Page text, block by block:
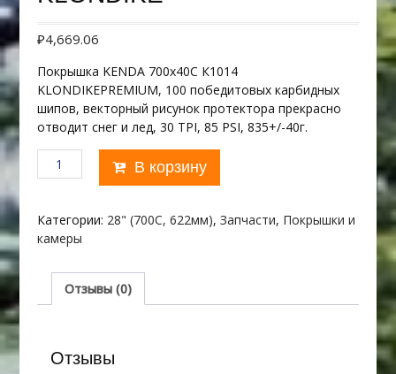
₽4,669.06
Покрышка KENDA 700х40С К1014
KLONDIKEPREMIUM, 100 победитовых карбидных
шипов, векторный рисунок протектора прекрасно
отводит снег и лед, 30 TPI, 85 PSI, 835+/-40г.
Количество
товара
700х40С
К1014
KLONDIKE
В корзину
Категории: 28" (700C, 622мм), Запчасти, Покрышки и
камеры
Отзывы (0)
Отзывы